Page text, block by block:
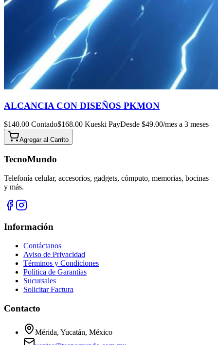
ALCANCIA CON DISEÑOS PKMON
$140.00 Contado$168.00 Kueski PayDesde $49.00/mes a 3 meses
Agregar al Carrito
TecnoMundo
Telefonía celular, accesorios, gadgets, cómputo, memorias, bocinas
y más.
Información
Contáctanos
Aviso de Privacidad
Términos y Condiciones
Política de Garantías
Sucursales
Solicitar Factura
Contacto
Mérida, Yucatán, México